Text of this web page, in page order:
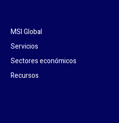
MSI Global
Servicios
Sectores económicos
Recursos